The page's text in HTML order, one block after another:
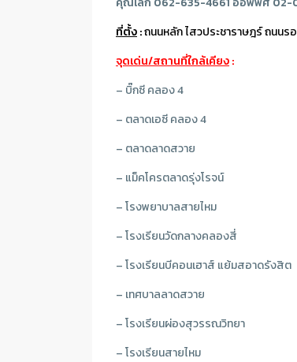
ที่ตั้ง:ถนนหลัก ไสวประชาราษฎร์ ถนนร
จุดเด่น/สถานที่ใกล้เคียง:
– บิ๊กซี คลอง 4
– ตลาดเอซี คลอง 4
– ตลาดลาดสวาย
– แม็คโครตลาดรุ่งโรจน์
– โรงพยาบาลสายไหม
– โรงเรียนวัดกลางคลองสี่
– โรงเรียนบีคอนเฮาส์ แย้มสอาดรังสิต
– เทศบาลลาดสวาย
– โรงเรียนผ่องสุวรรณวิทยา
– โรงเรียนสายไหม